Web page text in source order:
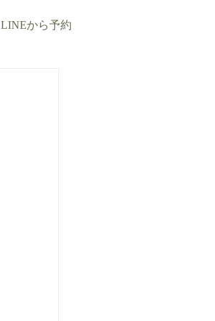
LINEから予約